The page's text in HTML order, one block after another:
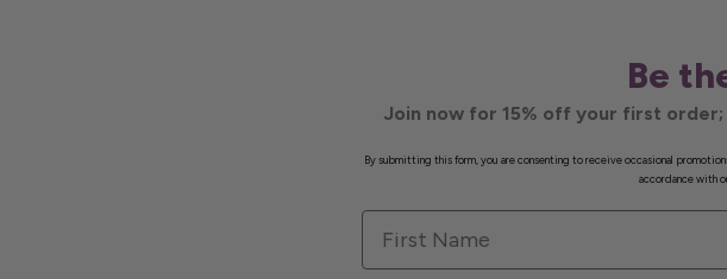
Be
Join now for 15% off your first order;
By submitting this form, you are consenting to receive occasional
accordance with
First Name